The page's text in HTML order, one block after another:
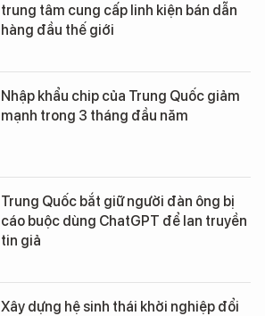
trung tâm cung cấp linh kiện bán dẫn
hàng đầu thế giới
Nhập khẩu chip của Trung Quốc giảm
mạnh trong 3 tháng đầu năm
Trung Quốc bắt giữ người đàn ông bị
cáo buộc dùng ChatGPT để lan truyền
tin giả
Xây dựng hệ sinh thái khởi nghiệp đổi